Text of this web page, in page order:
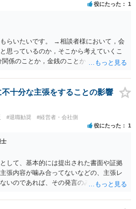
役にたった 1
らいたいです。 →相談者様において，会
思っているのか，そこから考えていくこ
係のことか，金銭のことか，会社自体に
のであれば，その点を検討していくこと
す。
十分な主張をすることの影響
#退職勧奨 #経営者・会社側
役にたった 1
士
して、基本的には提出された書面や証拠
張内容が噛み合ってないなどの、主張レ
いのであれば、その発言のみで大きく不